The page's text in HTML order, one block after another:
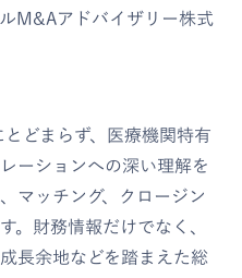
M&Aアドバイザリー株式
どまらず、医療機関特有
ーションへの深い理解を
マッチング、クロージン
。財務情報だけでなく、
長余地などを踏まえた総